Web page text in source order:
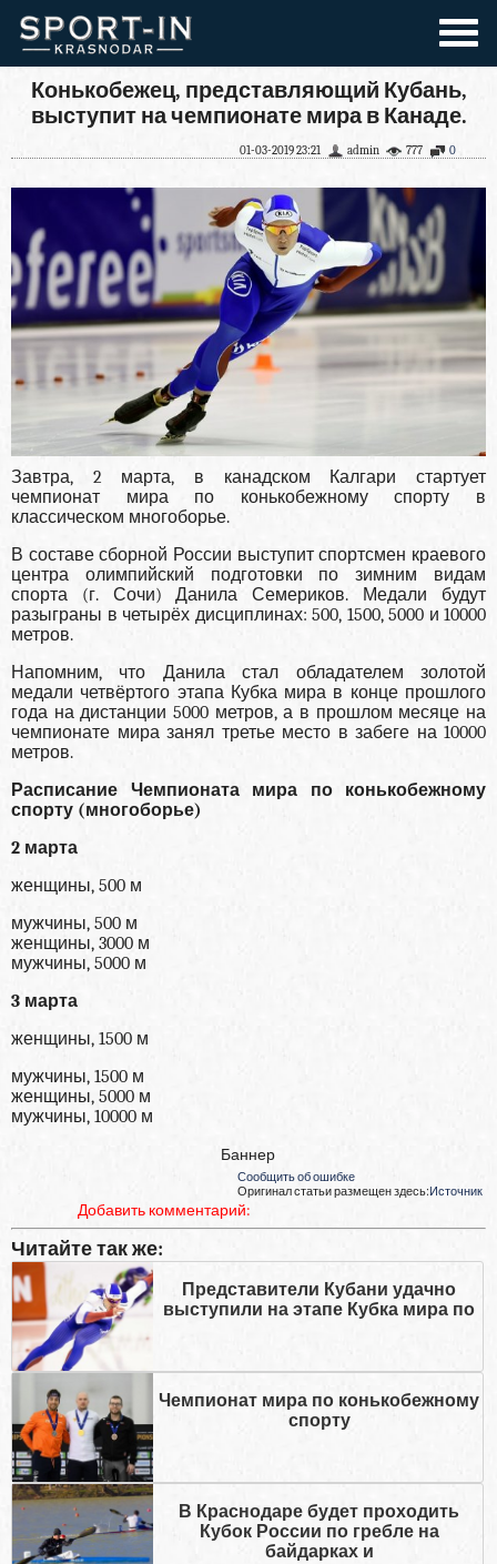
Конькобежец, представляющий Кубань,
выступит на чемпионате мира в Канаде.
0
777
admin
01-03-2019 23:21
Завтра, 2 марта, в канадском Калгари стартует
чемпионат мира по конькобежному спорту в
классическом многоборье.
В составе сборной России выступит спортсмен краевого
центра олимпийский подготовки по зимним видам
спорта (г. Сочи) Данила Семериков. Медали будут
разыграны в четырёх дисциплинах: 500, 1500, 5000 и 10000
метров.
Напомним, что Данила стал обладателем золотой
медали четвёртого этапа Кубка мира в конце прошлого
года на дистанции 5000 метров, а в прошлом месяце на
чемпионате мира занял третье место в забеге на 10000
метров.
Расписание Чемпионата мира по конькобежному
спорту (многоборье)
2 марта
женщины, 500 м
мужчины, 500 м
женщины, 3000 м
мужчины, 5000 м
3 марта
женщины, 1500 м
мужчины, 1500 м
женщины, 5000 м
мужчины, 10000 м
Баннер
Сообщить об ошибке
Оригинал статьи размещен здесь:Источник
Добавить комментарий:
Читайте так же:
Представители Кубани удачно
выступили на этапе Кубка мира по
Чемпионат мира по конькобежному
спорту
В Краснодаре будет проходить
Кубок России по гребле на
байдарках и